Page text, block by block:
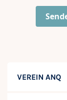
VEREIN ANQ